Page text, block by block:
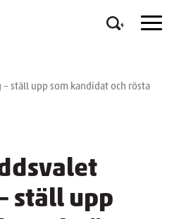
ställ upp som kandidat och rösta
ställ upp